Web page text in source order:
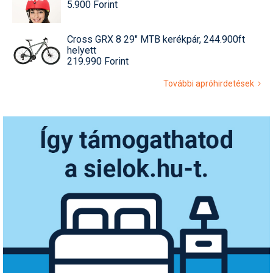
5.900 Forint
Cross GRX 8 29" MTB kerékpár, 244.900ft
helyett
219.990 Forint
További apróhirdetések